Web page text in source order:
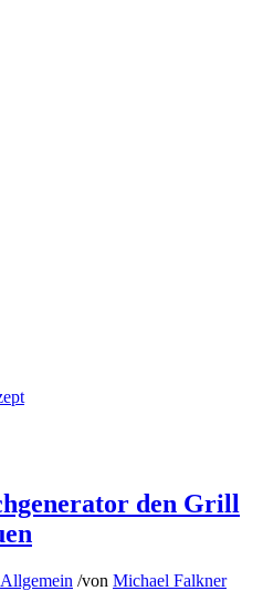
den Grill
Allgemein /von Michael Falkner